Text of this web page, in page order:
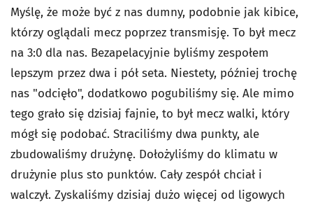
Myślę, że może być z nas dumny, podobnie jak kibice,
którzy oglądali mecz poprzez transmisję. To był mecz
na 3:0 dla nas. Bezapelacyjnie byliśmy zespołem
lepszym przez dwa i pół seta. Niestety, później trochę
nas "odcięło", dodatkowo pogubiliśmy się. Ale mimo
tego grało się dzisiaj fajnie, to był mecz walki, który
mógł się podobać. Straciliśmy dwa punkty, ale
zbudowaliśmy drużynę. Dołożyliśmy do klimatu w
drużynie plus sto punktów. Cały zespół chciał i
walczył. Zyskaliśmy dzisiaj dużo więcej od ligowych